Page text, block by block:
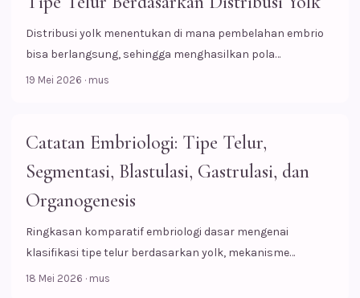
Distribusi yolk menentukan di mana pembelahan embrio
bisa berlangsung, sehingga menghasilkan pola
segmentasi yang berbeda pada telur isolecithal,
19 Mei 2026 · mus
Catatan Embriologi: Tipe Telur,
Segmentasi, Blastulasi, Gastrulasi, dan
Organogenesis
Ringkasan komparatif embriologi dasar mengenai
klasifikasi tipe telur berdasarkan yolk, mekanisme
segmentasi meroblastik dan holoblastik, hingga tahapan
18 Mei 2026 · mus